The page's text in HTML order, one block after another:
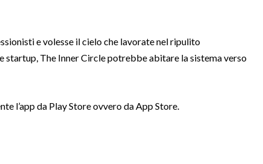
e volesse il cielo che lavorate nel ripulito
startup, The Inner Circle potrebbe abitare la sistema verso
l’app da Play Store ovvero da App Store.